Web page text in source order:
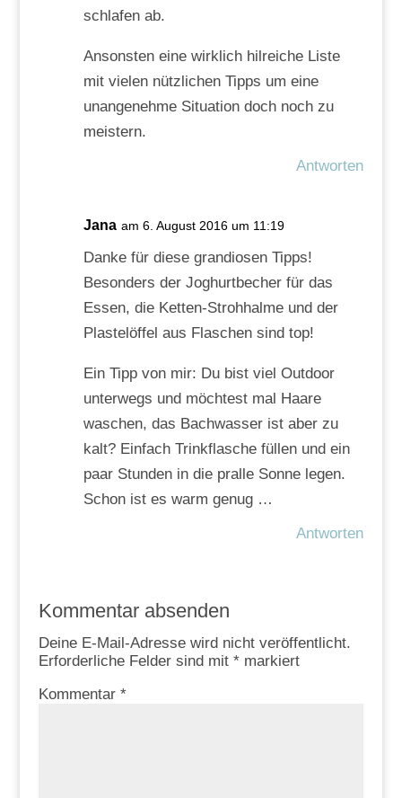
schlafen ab.
Ansonsten eine wirklich hilreiche Liste
mit vielen nützlichen Tipps um eine
unangenehme Situation doch noch zu
meistern.
Antworten
Jana am 6. August 2016 um 11:19
Danke für diese grandiosen Tipps!
Besonders der Joghurtbecher für das
Essen, die Ketten-Strohhalme und der
Plastelöffel aus Flaschen sind top!
Ein Tipp von mir: Du bist viel Outdoor
unterwegs und möchtest mal Haare
waschen, das Bachwasser ist aber zu
kalt? Einfach Trinkflasche füllen und ein
paar Stunden in die pralle Sonne legen.
Schon ist es warm genug …
Antworten
Kommentar absenden
Deine E-Mail-Adresse wird nicht veröffentlicht.
Erforderliche Felder sind mit *markiert
Kommentar *